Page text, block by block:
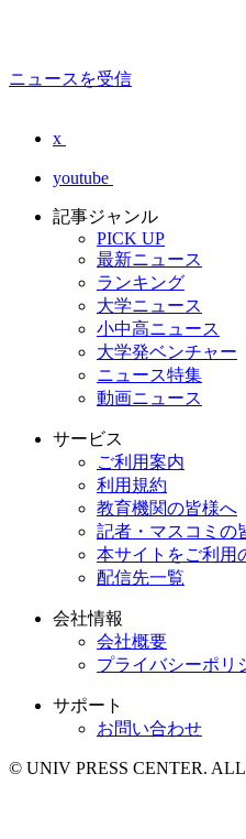
ニュースを受信
x
youtube
記事ジャンル
PICK UP
最新ニュース
ランキング
大学ニュース
小中高ニュース
大学発ベンチャー
ニュース特集
動画ニュース
サービス
ご利用案内
利用規約
教育機関の皆様へ
記者・マスコミの
本サイトをご利用
配信先一覧
会社情報
会社概要
プライバシーポリ
サポート
お問い合わせ
© UNIV PRESS CENTER.